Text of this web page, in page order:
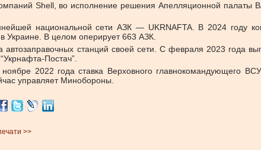
Shell, во исполнение решения Апелляционной палаты
национальной сети АЗК — UKRNAFTA. В 2024 году
Украине. В целом оперирует 663 АЗК.
станций своей сети. С февраля 2023 года
Постач”.
2022 года ставка Верховного главнокомандующего
управляет Минобороны.
>>